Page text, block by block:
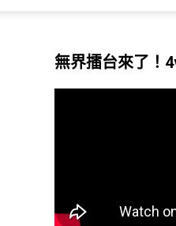
無界擂台來了！